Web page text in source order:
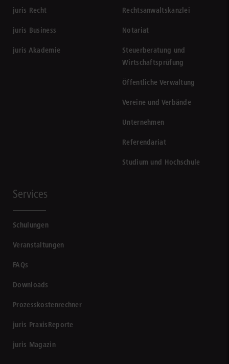
juris Recht
juris Business
juris Akademie
Rechtsanwaltskanzlei
Notariat
Steuerberatung und
Wirtschaftsprüfung
Öffentliche Verwaltung
Vereine und Verbände
Unternehmen
Referendariat
Studium und Hochschule
Services
Schulungen
Veranstaltungen
FAQs
Downloads
Prozesskostenrechner
juris PraxisReporte
juris Magazin